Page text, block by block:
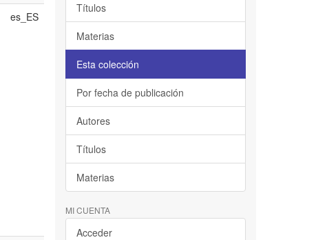
es_ES
Títulos
Materias
Esta colección
Por fecha de publicación
Autores
Títulos
Materias
MI CUENTA
Acceder